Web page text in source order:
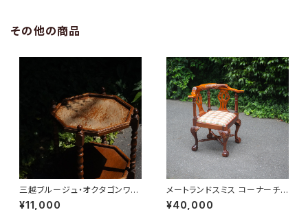
その他の商品
三越ブルージュ・オクタゴンワゴ
ン
¥11,000
メートランドスミス コーナーチェ
ア
¥40,000